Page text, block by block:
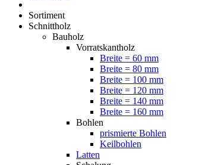
Sortiment
Schnittholz
Bauholz
Vorratskantholz
Breite = 60 mm
Breite = 80 mm
Breite = 100 mm
Breite = 120 mm
Breite = 140 mm
Breite = 160 mm
Bohlen
prismierte Bohlen
Keilbohlen
Latten